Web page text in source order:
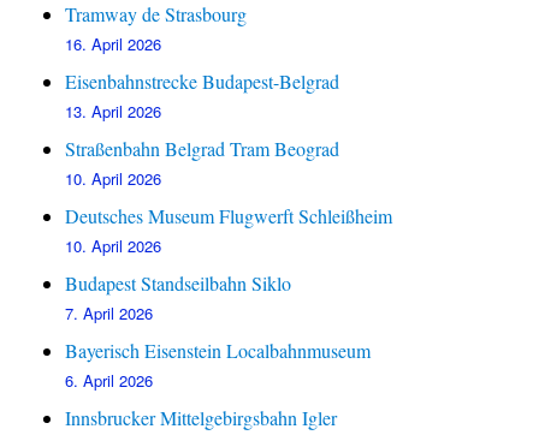
Tramway de Strasbourg
16. April 2026
Eisenbahnstrecke Budapest-Belgrad
13. April 2026
Straßenbahn Belgrad Tram Beograd
10. April 2026
Deutsches Museum Flugwerft Schleißheim
10. April 2026
Budapest Standseilbahn Siklo
7. April 2026
Bayerisch Eisenstein Localbahnmuseum
6. April 2026
Innsbrucker Mittelgebirgsbahn Igler